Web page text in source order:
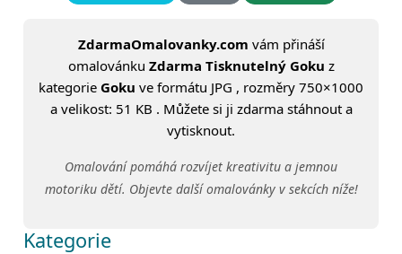
ZdarmaOmalovanky.com vám přináší
omalovánku Zdarma Tisknutelný Goku z
kategorie Goku ve formátu JPG , rozměry 750×1000
a velikost: 51 KB . Můžete si ji zdarma stáhnout a
vytisknout.
Omalování pomáhá rozvíjet kreativitu a jemnou
motoriku dětí. Objevte další omalovánky v sekcích níže!
Kategorie